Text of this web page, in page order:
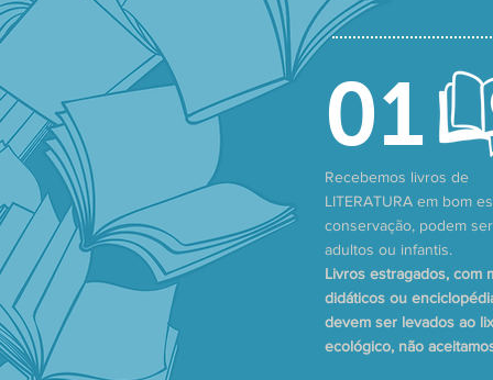
Recebemos livros de
LITERATURA em bom
conservação, podem ser
adultos ou infantis.
Livros estragados, com
didáticos ou
devem ser levados ao
ecológico, não
01